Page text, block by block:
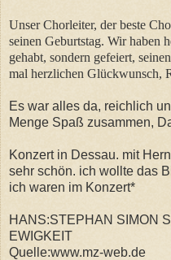
Unser Chorleiter, der beste
seinen Geburtstag. Wir haben
gehabt, sondern gefeiert,
mal herzlichen Glückwunsch,
Es war alles da, reichlich
Menge Spaß zusammen,
Konzert in Dessau. mit
sehr schön. ich wollte das
ich waren im Konzert*
HANS:STEPHAN SIMON
EWIGKEIT
Quelle:www.mz-web.de